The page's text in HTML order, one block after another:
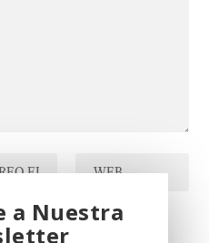
Política de
a Nuestra